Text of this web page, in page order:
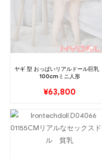
ヤギ 型 おっぱいリアルドール巨乳
100cmミニ人形
¥63,800